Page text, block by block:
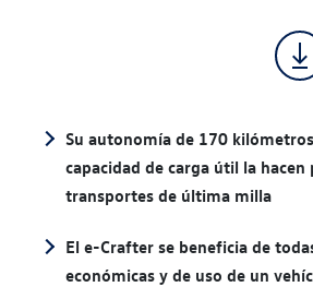
Su autonomía de 170
capacidad de carga útil la
transportes de última milla
El e-Crafter se beneficia de
económicas y de uso de un